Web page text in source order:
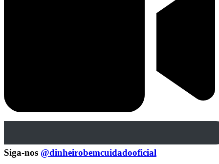
Siga-nos @dinheirobemcuidadooficial